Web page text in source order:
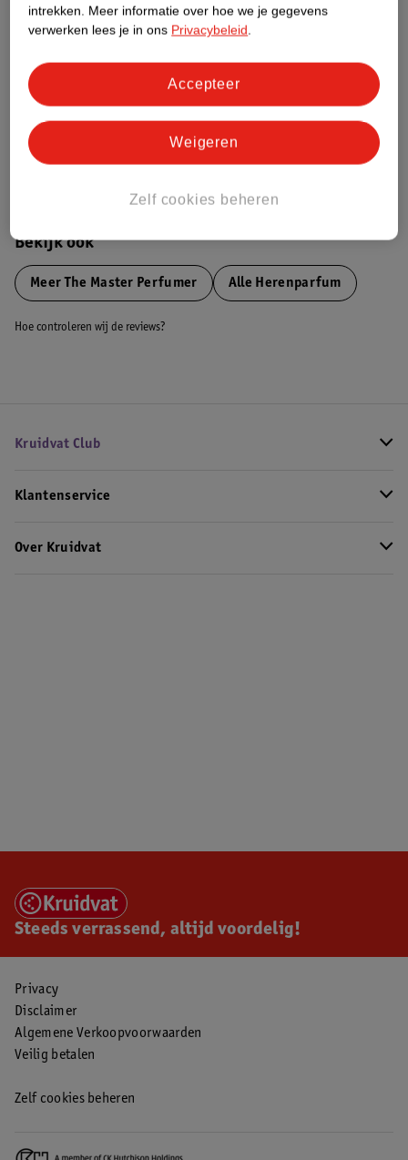
Nature Impact Score
Dit product heeft (nog) geen Nature
Impact Score.
Bekijk ook
MeerThe Master Perfumer Alle Herenparfum
Hoe controleren wij de reviews?
Kruidvat Club
Klantenservice
Over Kruidvat
Steeds verrassend, altijd voordelig!
Privacy
Disclaimer
Algemene Verkoopvoorwaarden
Veilig betalen
Zelf cookies beheren
intrekken. Meer informatie over hoe we je gegevens
verwerken lees je in ons Privacybeleid.
Zelf cookies beheren
Weigeren
Accepteer